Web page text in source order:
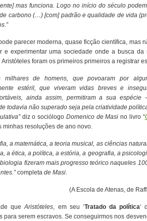
mas funciona. Logo no início do século
carbono (…) [com] padrão e qualidade de vida
parecer moderna, quase ficção científica, mas
e experimentar uma sociedade onde a busca
Aristóteles foram os primeiros primeiros a registrar
milhares de homens, que povoaram por
estéril, que viveram vidas breves e
ainda assim, permitiram a sua
todavia não superado seja pela criatividade
diz o sociólogo Domenico de Masi no livro “
minhas resoluções de ano novo.
a matemática, a teoria musical, as ciências
a ética, a política, a estória, a geografia, a
fizeram mais progresso teórico naqueles
completa de Masi.
(A Escola de Atenas, de
queAristóteles, em seu ‘Tratado da política‘
para serem escravos. Se conseguirmos nos